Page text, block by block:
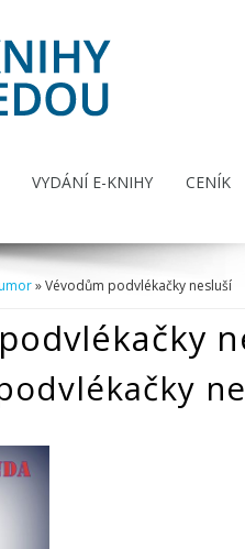
VYDÁNÍ E-KNIHY CENÍK
» Vévodům podvlékačky nesluší